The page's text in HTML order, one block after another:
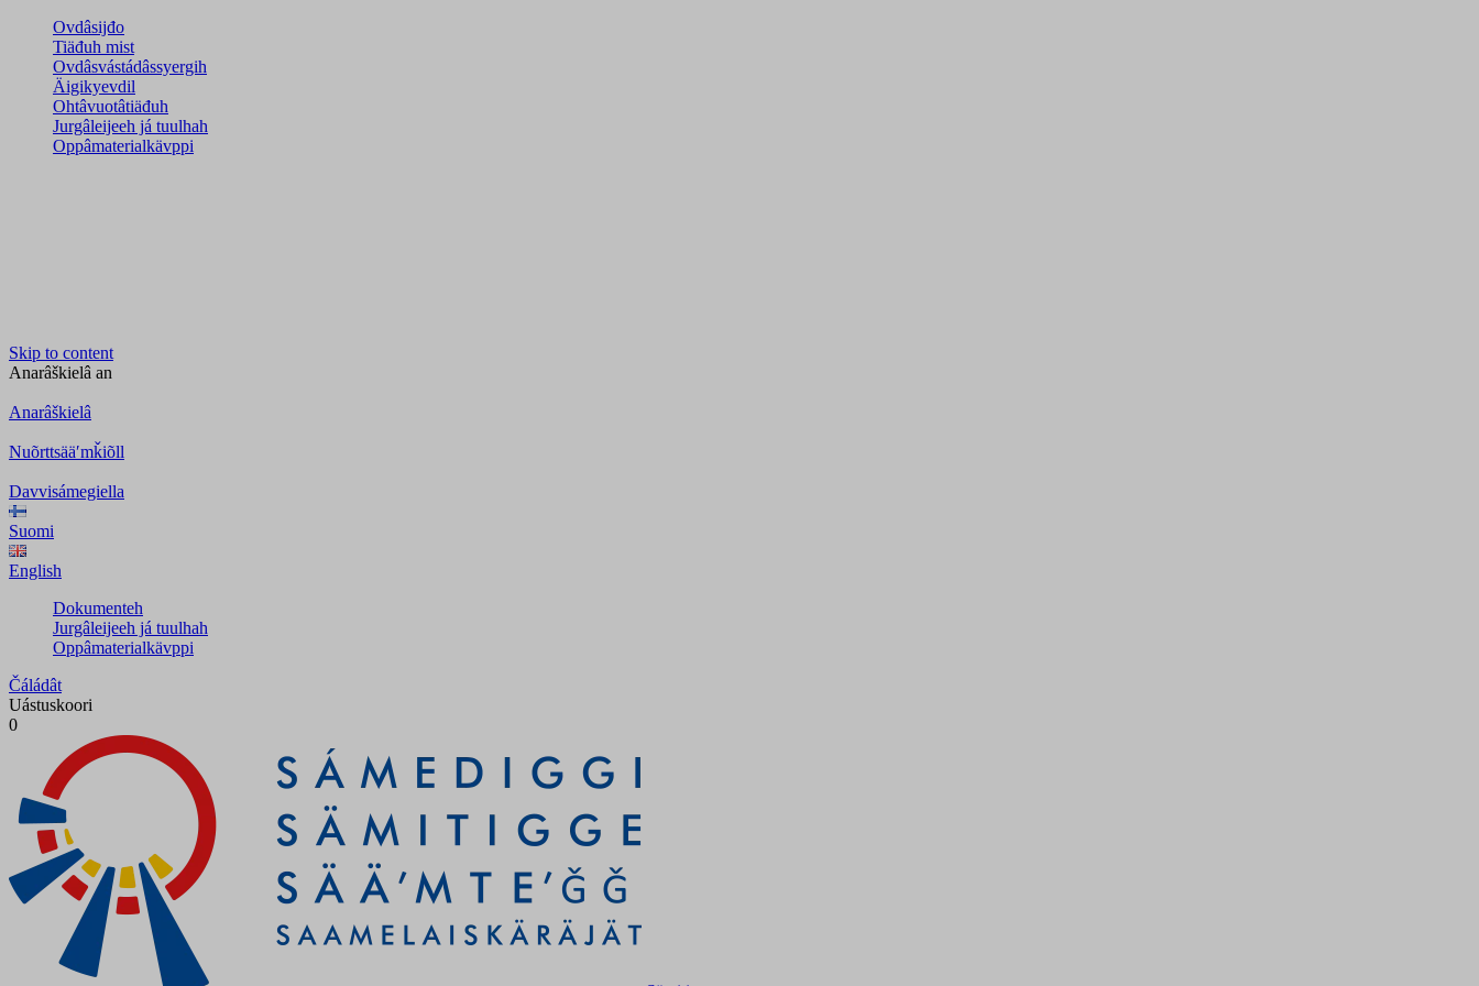
Ovdâsijđo
Tiäđuh mist
Ovdâsvástádâssyergih
Äigikyevdil
Ohtâvuotâtiäđuh
Jurgâleijeeh já tuulhah
Oppâmaterialkävppi
Skip to content
Anarâškielâ an
Anarâškielâ
Nuõrttsääʹmǩiõll
Davvisámegiella
Suomi
English
Dokumenteh
Jurgâleijeeh já tuulhah
Oppâmaterialkävppi
Čáládât
Uástuskoori
0